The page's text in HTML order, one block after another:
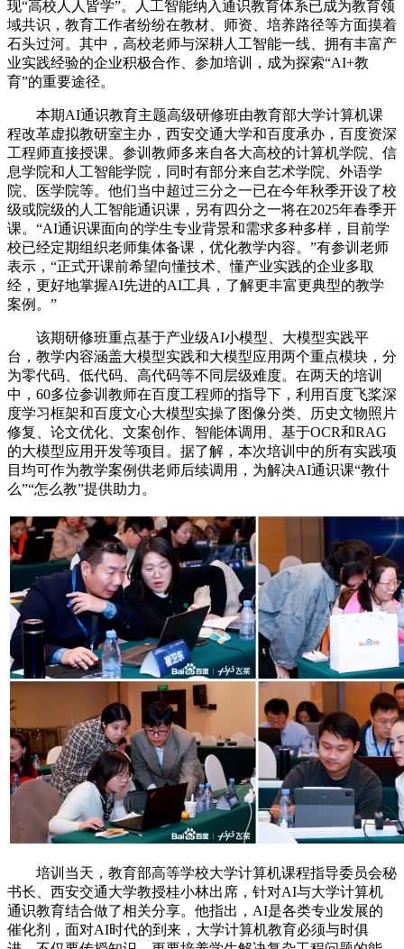
现“高校人人皆学”。人工智能纳入通识教育体系已成为教育领
域共识，教育工作者纷纷在教材、师资、培养路径等方面摸着
石头过河。其中，高校老师与深耕人工智能一线、拥有丰富产
业实践经验的企业积极合作、参加培训，成为探索“AI+教
育”的重要途径。
本期AI通识教育主题高级研修班由教育部大学计算机课
程改革虚拟教研室主办，西安交通大学和百度承办，百度资深
工程师直接授课。参训教师多来自各大高校的计算机学院、信
息学院和人工智能学院，同时有部分来自艺术学院、外语学
院、医学院等。他们当中超过三分之一已在今年秋季开设了校
级或院级的人工智能通识课，另有四分之一将在2025年春季开
课。“AI通识课面向的学生专业背景和需求多种多样，目前学
校已经定期组织老师集体备课，优化教学内容。”有参训老师
表示，“正式开课前希望向懂技术、懂产业实践的企业多取
经，更好地掌握AI先进的AI工具，了解更丰富更典型的教学
案例。”
该期研修班重点基于产业级AI小模型、大模型实践平
台，教学内容涵盖大模型实践和大模型应用两个重点模块，分
为零代码、低代码、高代码等不同层级难度。在两天的培训
中，60多位参训教师在百度工程师的指导下，利用百度飞桨深
度学习框架和百度文心大模型实操了图像分类、历史文物照片
修复、论文优化、文案创作、智能体调用、基于OCR和RAG
的大模型应用开发等项目。据了解，本次培训中的所有实践项
目均可作为教学案例供老师后续调用，为解决AI通识课“教什
么”“怎么教”提供助力。
培训当天，教育部高等学校大学计算机课程指导委员会秘
书长、西安交通大学教授桂小林出席，针对AI与大学计算机
通识教育结合做了相关分享。他指出，AI是各类专业发展的
催化剂，面对AI时代的到来，大学计算机教育必须与时俱